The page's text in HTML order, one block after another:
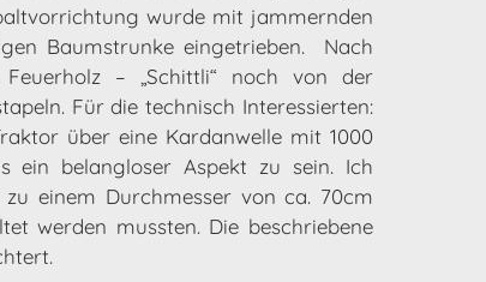
wurde mit jammernden
Baumstrunke eingetrieben. Nach
– „Schittli“ noch von der
Für die technisch Interessierten:
über eine Kardanwelle mit 1000
ein belangloser Aspekt zu sein. Ich
einem Durchmesser von ca. 70cm
werden mussten. Die beschriebene